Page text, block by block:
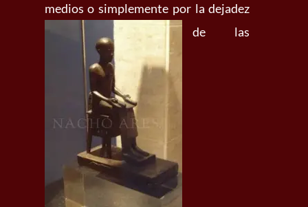
medios o simplemente por la dejadez
de las